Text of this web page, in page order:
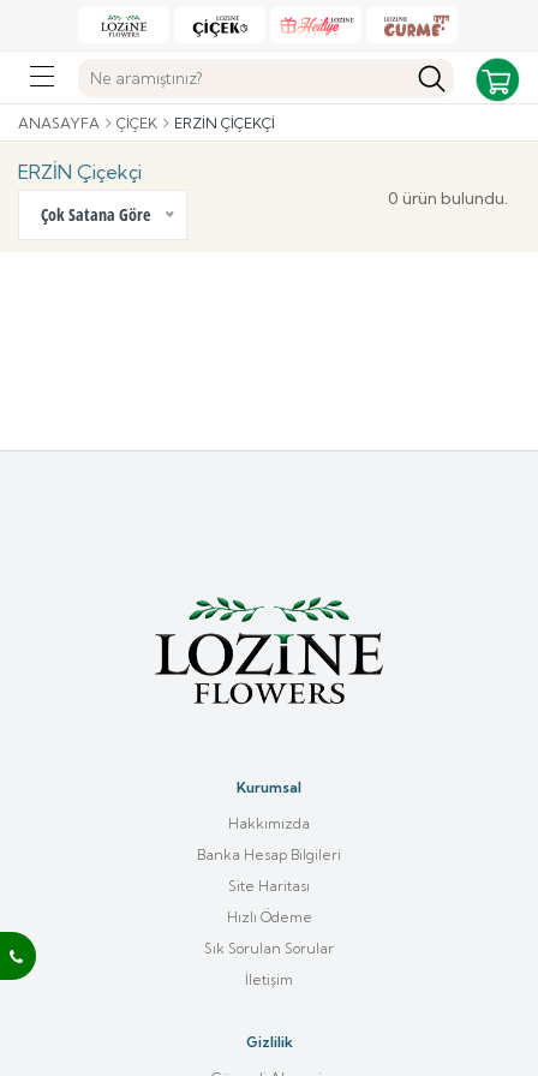
ANASAYFA ÇIÇEK ERZİN ÇIÇEKÇI
ERZİN Çiçekçi
Çok Satana Göre
0 ürün bulundu.
Kurumsal
Hakkımızda
Banka Hesap Bilgileri
Site Haritası
Hızlı Ödeme
Sık Sorulan Sorular
İletişim
Gizlilik